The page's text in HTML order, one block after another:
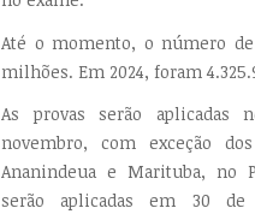
Até o momento, o número
milhões. Em 2024, foram
As provas serão
novembro, com exceção
Ananindeua e Marituba, no
serão aplicadas em 30